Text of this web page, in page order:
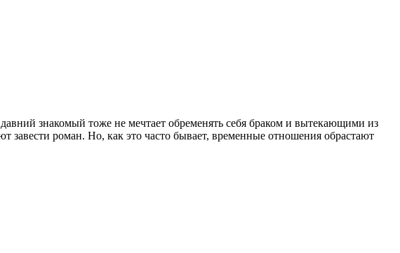
знакомый тоже не мечтает обременять себя браком и вытекающими из
завести роман. Но, как это часто бывает, временные отношения обрастают